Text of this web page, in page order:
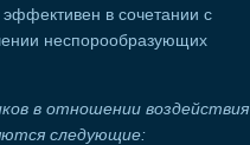
в сочетании с
неспорообразующих
в отношении воздействия
следующие: